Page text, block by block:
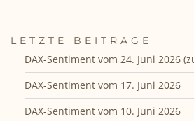
LETZTE BEITRÄGE
DAX-Sentiment vom 24. Juni 2026
DAX-Sentiment vom 17. Juni 2026
DAX-Sentiment vom 10. Juni 2026